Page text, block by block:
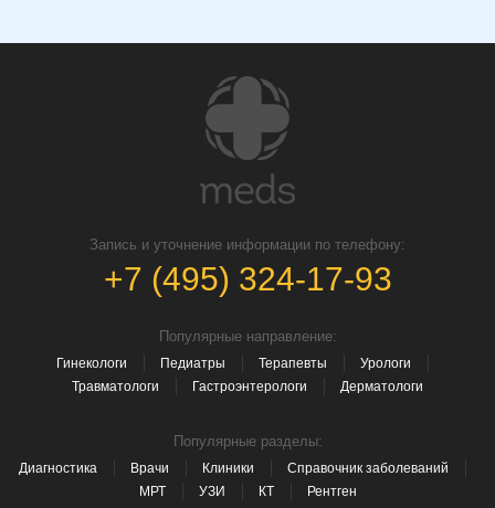
Запись и уточнение информации по телефону:
+7 (495) 324-17-93
Популярные направление:
Гинекологи Педиатры Терапевты
Урологи
Травматологи
Гастроэнтерологи Дерматологи
Популярные разделы:
Диагностика Врачи Клиники
Справочник заболеваний
МРТ
УЗИ КТ Рентген